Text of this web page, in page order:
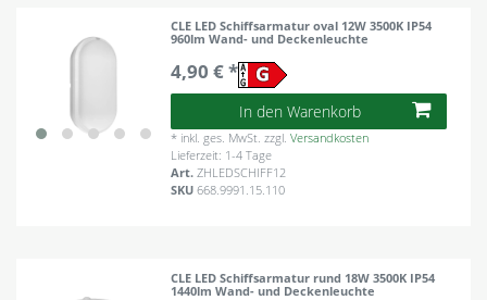
CLE LED Schiffsarmatur oval 12W 3500K IP54
960lm Wand- und Deckenleuchte
4,90 € *
In den Warenkorb
* inkl. ges. MwSt. zzgl.Versandkosten
Lieferzeit: 1-4 Tage
Art.ZHLEDSCHIFF12
SKU668.9991.15.110
CLE LED Schiffsarmatur rund 18W 3500K IP54
1440lm Wand- und Deckenleuchte